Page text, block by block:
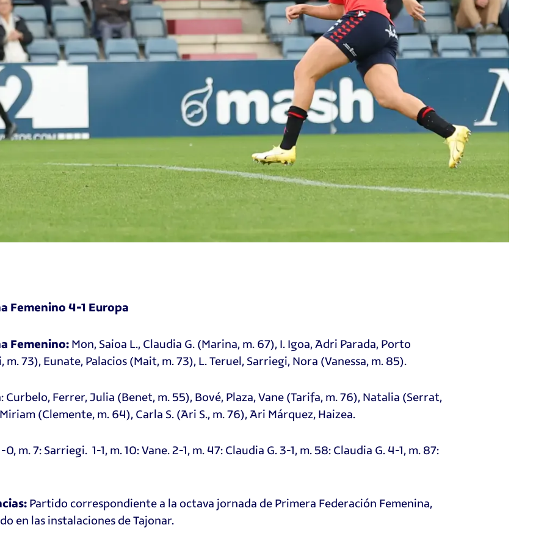
Femenino 4-1 Europa
Femenino: Mon, Saioa L., Claudia G. (Marina, m. 67), I. Igoa, Adri Parada, ⁠Porto
73), Eunate, Palacios (Mait, m. 73), L. Teruel, Sarriegi, Nora (Vanessa, m. 85).
: Curbelo, Ferrer, Julia (Benet, m. 55), Bové, Plaza, Vane (Tarifa, m. 76), Natalia (Serrat,
(Clemente, m. 64), Carla S. (Ari S., m. 76), Ari Márquez, Haizea.
0, m. 7: Sarriegi. 1-1, m. 10: Vane. 2-1, m. 47: Claudia G. 3-1, m. 58: Claudia G. 4-1, m. 87:
Partido correspondiente a la octava jornada de Primera Federación Femenina,
en las instalaciones de Tajonar.